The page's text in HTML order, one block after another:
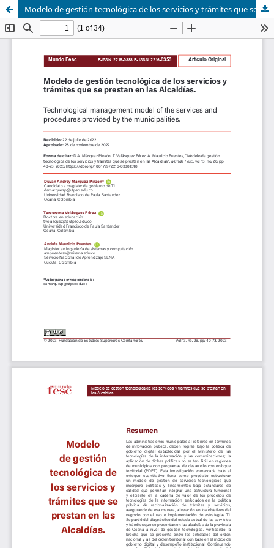
Modelo de gestión tecnológica de los servicios y trámites que se prestan en las Alcaldías.